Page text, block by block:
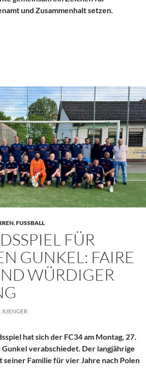
und Zusammenhalt setzen.
FC34 unterstützt bundesweiten
,FUSSBALL
FÜR
GUNKEL: FAIRE
WÜRDIGER
JUENGER
hat sich der FC34 am Montag, 27.
verabschiedet. Der langjährige
Familie für vier Jahre nach Polen